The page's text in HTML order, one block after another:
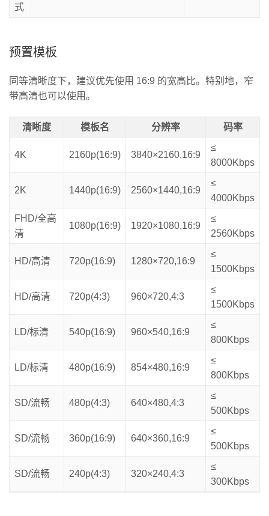
式
预置模板
同等清晰度下，建议优先使用 16:9 的宽高比。特别地，窄
带高清也可以使用。
清晰度 模板名 分辨率 码率
4K 2160p(16:9) 3840×2160,16:9
≤
8000Kbps
2K 1440p(16:9) 2560×1440,16:9
≤
4000Kbps
FHD/全高
清
1080p(16:9) 1920×1080,16:9
≤
2560Kbps
HD/高清 720p(16:9) 1280×720,16:9
≤
1500Kbps
HD/高清 720p(4:3) 960×720,4:3
≤
1500Kbps
LD/标清 540p(16:9) 960×540,16:9
≤
800Kbps
LD/标清 480p(16:9) 854×480,16:9
≤
800Kbps
SD/流畅 480p(4:3) 640×480,4:3
≤
500Kbps
SD/流畅 360p(16:9) 640×360,16:9
≤
500Kbps
SD/流畅 240p(4:3) 320×240,4:3
≤
300Kbps